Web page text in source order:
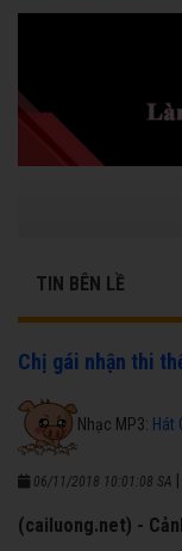
TIN BÊN LỀ
Chị gái nhận thi
Nhạc MP3: Hát
06/11/2018 10:01:08 SA
(cailuong.net) -